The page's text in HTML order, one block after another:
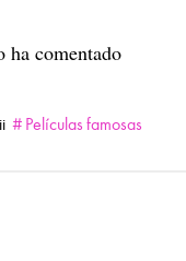
ha comentado
Películas famosas